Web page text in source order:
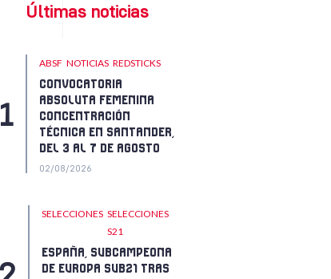
Últimas noticias
ABSF NOTICIAS REDSTICKS
CONVOCATORIA
ABSOLUTA FEMENINA
CONCENTRACIÓN
TÉCNICA EN SANTANDER,
DEL 3 AL 7 DE AGOSTO
02/08/2026
SELECCIONES SELECCIONES
S21
ESPAÑA, SUBCAMPEONA
DE EUROPA SUB21 TRAS